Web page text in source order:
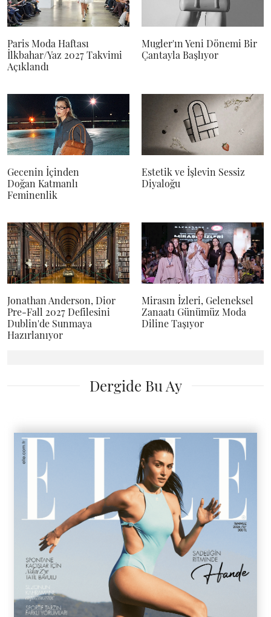
Paris Moda Haftası
İlkbahar/Yaz 2027 Takvimi
Açıklandı
Mugler'ın Yeni Dönemi Bir
Çantayla Başlıyor
Gecenin İçinden
Doğan Katmanlı
Feminenlik
Estetik ve İşlevin Sessiz
Diyaloğu
Jonathan Anderson, Dior
Pre-Fall 2027 Defilesini
Dublin'de Sunmaya
Hazırlanıyor
Mirasın İzleri, Geleneksel
Zanaatı Günümüz Moda
Diline Taşıyor
Dergide Bu Ay